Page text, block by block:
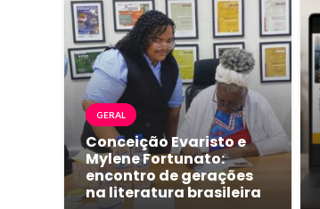
GERAL
Conceição Evaristo e
Mylene Fortunato:
encontro de gerações
na literatura brasileira